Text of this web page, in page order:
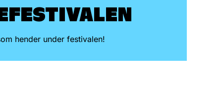
hender under festivalen!